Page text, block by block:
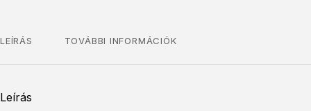
LEÍRÁS TOVÁBBI INFORMÁCIÓK
Leírás